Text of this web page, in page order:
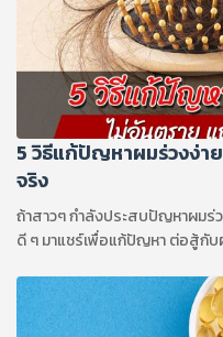
5 วิธีแก้ปัญหาผมร่วงง่า
จริง
ถ้าสาวๆ กำลังประสบปัญหาผมร่
ดี ๆ มาแชร์เพื่อแก้ปัญหา ต่อสู้กั